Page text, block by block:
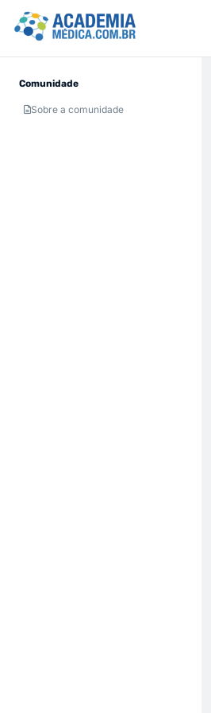
Comunidade
Sobre a comunidade